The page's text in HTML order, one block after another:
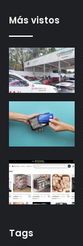
Más vistos
Tags